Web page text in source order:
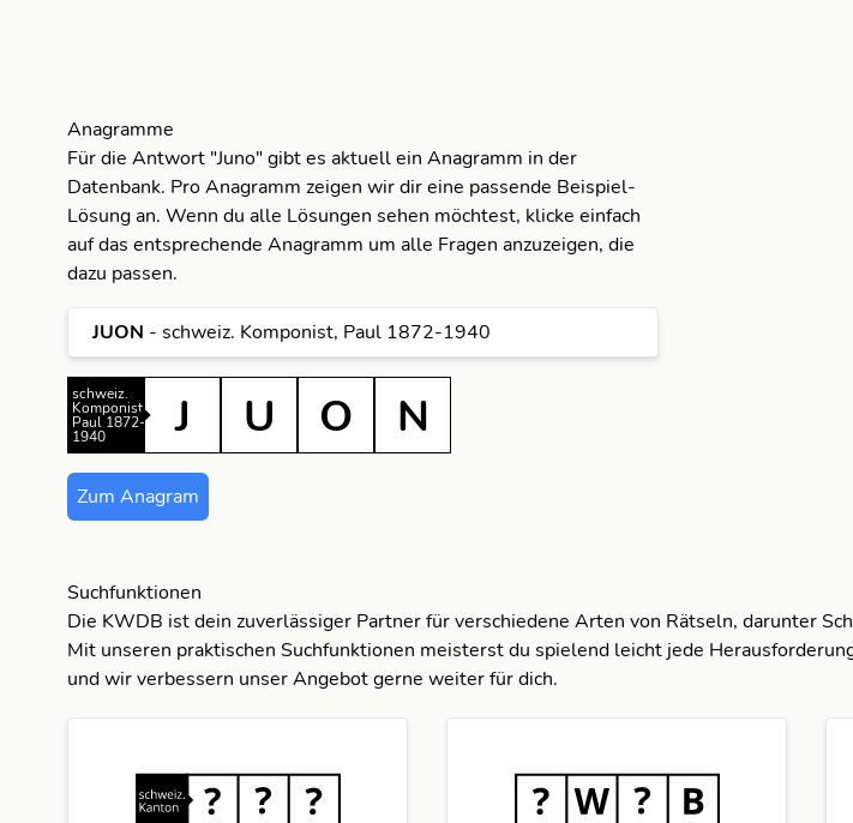
Anagramme
Für die Antwort "Juno" gibt es aktuell ein Anagramm in der
Datenbank. Pro Anagramm zeigen wir dir eine passende Beispiel-
Lösung an. Wenn du alle Lösungen sehen möchtest, klicke einfach
auf das entsprechende Anagramm um alle Fragen anzuzeigen, die
dazu passen.
JUON - schweiz. Komponist, Paul 1872-1940
schweiz.
Komponist,
Paul 1872-
1940
J
N
O
U
J
N
O
U
J
N
O
J
N
Zum Anagram
Suchfunktionen
Die KWDB ist dein zuverlässiger Partner für verschiedene Arten von Rätseln, darunter
Mit unseren praktischen Suchfunktionen meisterst du spielend leicht jede
und wir verbessern unser Angebot gerne weiter für dich.